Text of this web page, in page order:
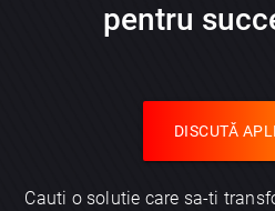
pentru
DISCUTĂ
Cauti o solutie care sa-ti